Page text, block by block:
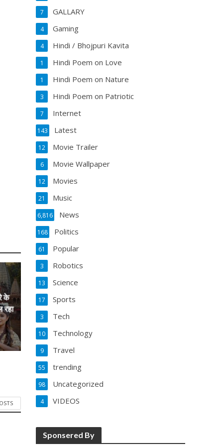
के
रहा
GALLARY
7
Gaming
4
Hindi / Bhojpuri Kavita
4
Hindi Poem on Love
1
Hindi Poem on Nature
1
Hindi Poem on Patriotic
3
Internet
7
Latest
143
Movie Trailer
12
Movie Wallpaper
6
Movies
12
Music
21
News
6,816
Politics
168
Popular
61
Robotics
3
Science
13
Sports
17
Tech
3
Technology
10
Travel
9
trending
55
Uncategorized
98
VIDEOS
4
Sponsered By